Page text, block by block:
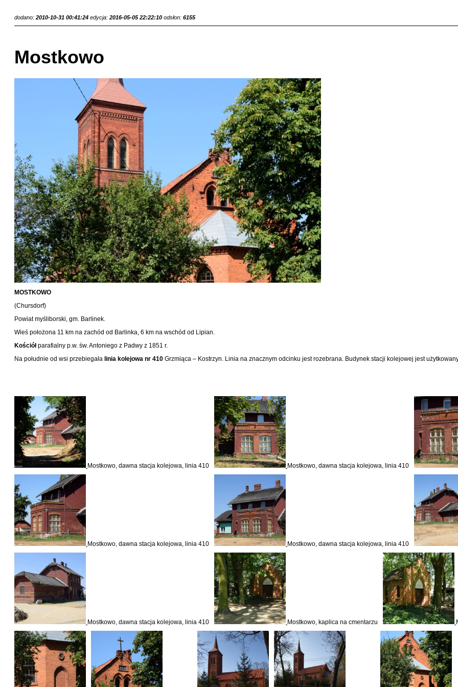
dodano: 2010-10-31 00:41:24 edycja: 2016-05-05 22:22:10 odsłon: 6155
Mostkowo
MOSTKOWO
(Chursdorf)
Powiat myśliborski, gm. Barlinek.
Wieś położona 11 km na zachód od Barlinka, 6 km na wschód od Lipian.
Kościółparafialny p.w. św. Antoniego z Padwy z 1851 r.
Na południe od wsi przebiegała linia kolejowa nr 410 Grzmiąca – Kostrzyn. Linia na znacznym odcinku jest rozebrana. Budynek stacji kolejowej jest
Mostkowo, dawna stacja kolejowa, linia 410 Mostkowo, dawna stacja kolejowa, linia 410
Mostkowo, dawna stacja kolejowa, linia 410 Mostkowo, dawna stacja kolejowa, linia 410
Mostkowo, dawna stacja kolejowa, linia 410 Mostkowo, kaplica na cmentarzu